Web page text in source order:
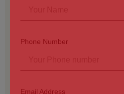
Phone Number
Email Address